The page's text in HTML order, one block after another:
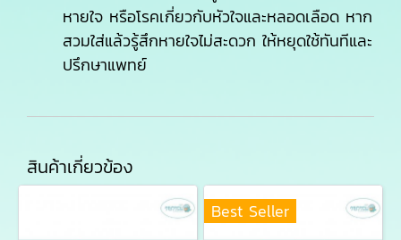
หายใจ หรือโรคเกี่ยวกับหัวใจและหลอดเลือด หาก
สวมใส่แล้วรู้สึกหายใจไม่สะดวก ให้หยุดใช้ทันทีและ
ปรึกษาแพทย์
สินค้าเกี่ยวข้อง
Best Seller